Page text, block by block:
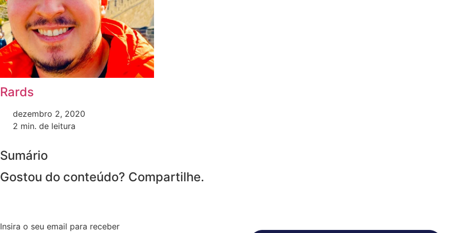
Rards
dezembro 2, 2020
2 min. de leitura
Sumário
Gostou do conteúdo? Compartilhe.
Insira o seu email para receber